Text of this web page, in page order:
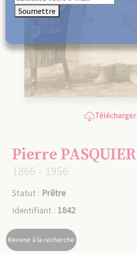
Télécharger
Pierre PASQUIER
1866 - 1956
Statut : Prêtre
Identifiant : 1842
Revenir à la recherche
Soumettre